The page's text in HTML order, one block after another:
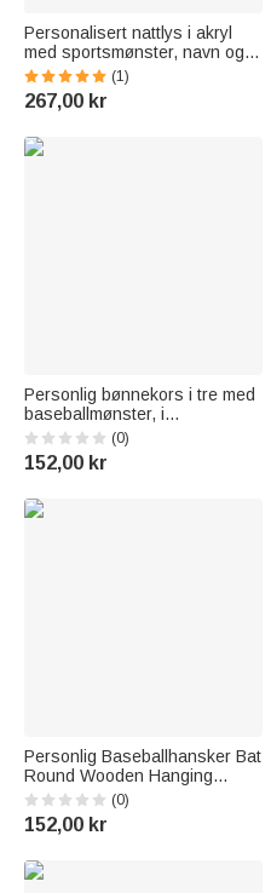
Personalisert nattlys i akryl
med sportsmønster, navn og
initialer og trebunn
Skrivebordsdekorasjon
Bursdagsgave til barn som
(1)
267,00 kr
Personlig bønnekors i tre med
baseballmønster, i
lommeformat, med navn –
gave til dåp, daglig bønn og
første nattverd for
(0)
152,00 kr
Personlig Baseballhansker Bat
Round Wooden Hanging
Ornament med navn og år
Hjemmeinnredning Julegave til
tenåringsidrettsutøvere
(0)
152,00 kr